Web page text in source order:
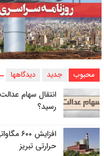
محبوب جدید دیدگاهها
رسید؟
افزایش
حرارتی تبریز